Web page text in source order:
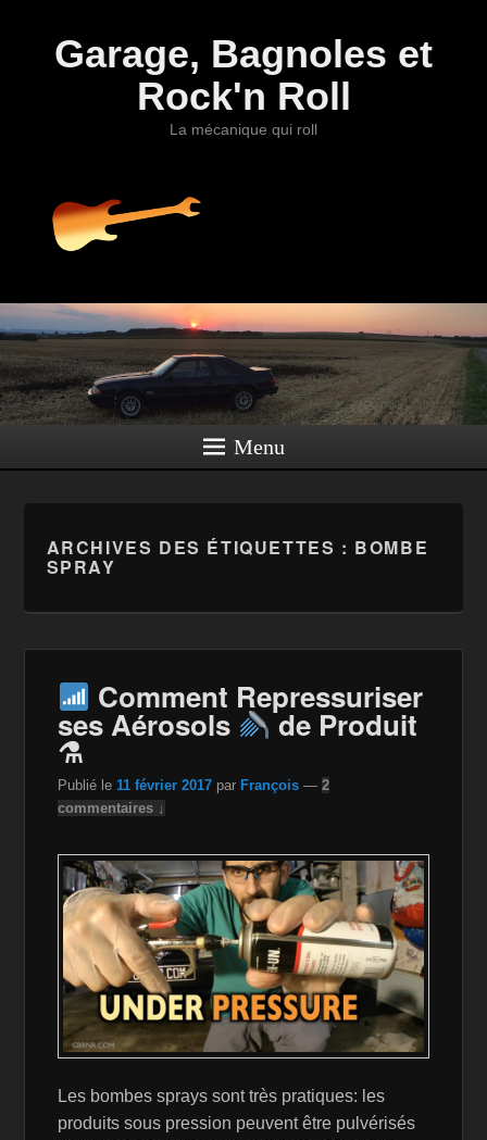
Garage, Bagnoles et
Rock'n Roll
La mécanique qui roll
Menu
ARCHIVES DES ÉTIQUETTES : BOMBE
SPRAY
Comment Repressuriser
ses Aérosols de Produit
⚗
Publié le 11 février 2017 par François —2
commentaires ↓
Les bombes sprays sont très pratiques: les
produits sous pression peuvent être pulvérisés